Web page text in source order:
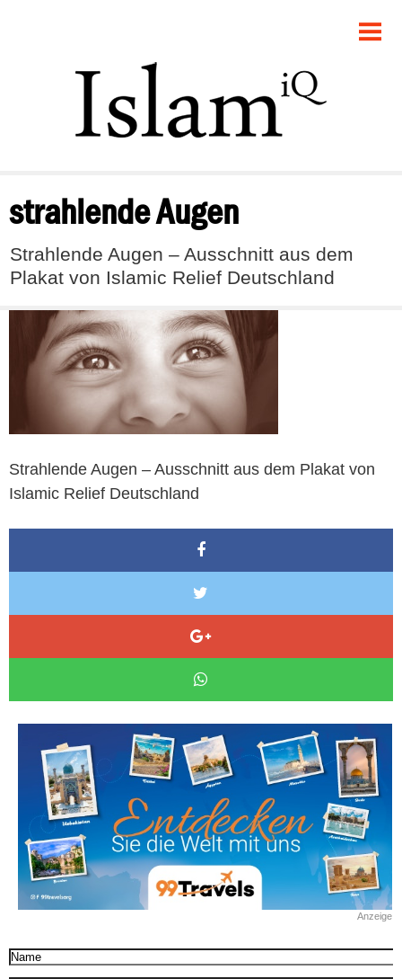
GESELLSCHAFT
STARTSEITE
RECHT
DEBATTE
PANORAMA
strahlende Augen
Strahlende Augen – Ausschnitt aus dem
Plakat von Islamic Relief Deutschland
Strahlende Augen – Ausschnitt aus dem Plakat von
Islamic Relief Deutschland
Anzeige